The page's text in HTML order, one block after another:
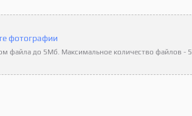
фотографии
файла до 5Мб. Максимальное количество файлов - 5.